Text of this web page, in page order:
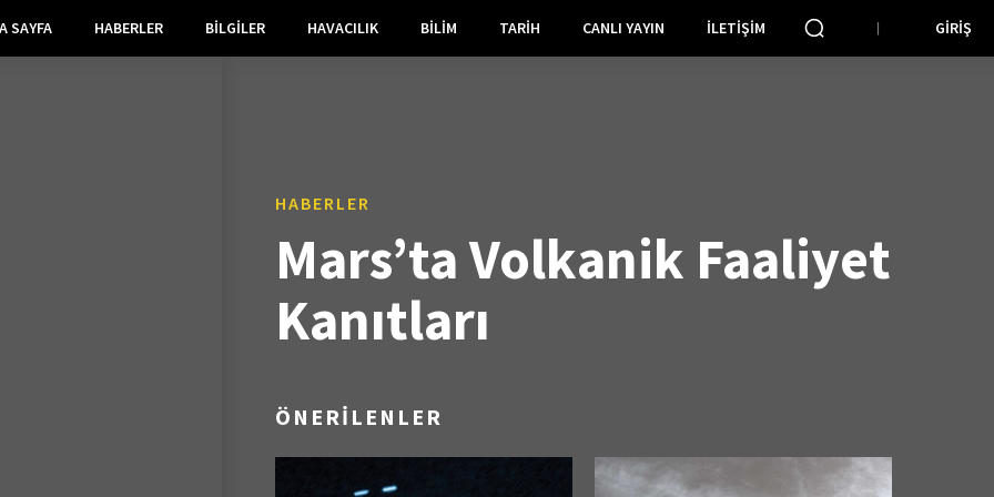
SAYFA HABERLER BILGILER HAVACILIK BILIM TARIH CANLI YAYIN İLETIŞIM GIRIŞ
HABERLER
Mars’ta Volkanik Faaliyet
Kanıtları
ÖNERİLENLER